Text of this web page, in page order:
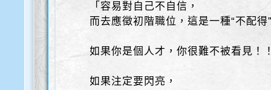
「容易對自己不自信，
而去應徵初階職位，這是一種“不配得
如果你是個人才，你很難不被看見！
如果注定要閃亮，